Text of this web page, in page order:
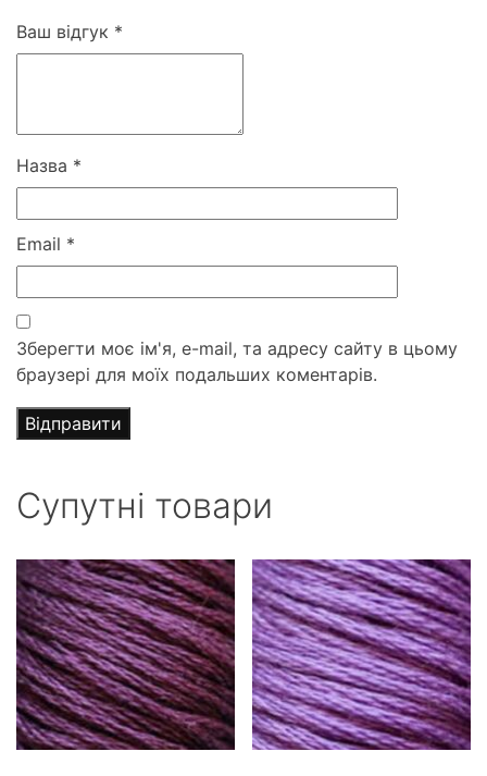
Ваш відгук *
Назва *
Email *
Зберегти моє ім'я, e-mail, та адресу сайту в цьому
браузері для моїх подальших коментарів.
Супутні товари